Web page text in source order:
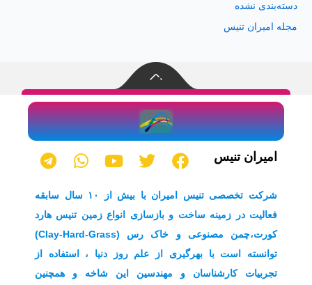
دسته‌بندی نشده
مجله امیران تنیس
امیران تنیس
F
a
c
e
b
o
o
k
T
w
t
t
e
r
Y
o
u
t
u
b
e
W
h
a
t
s
a
p
p
T
e
l
e
g
r
a
m
شرکت تخصصی تنیس امیران با بیش از ۱۰ سال سابقه
فعالیت در زمینه ساخت و بازسازی انواع زمین تنیس هارد
کورت،چمن مصنوعی و خاک رس (Clay-Hard-Grass)
توانسته است با بهرگیری از علم روز دنیا ، استفاده از
تجربیات کارشناسان و مهندسین این شاخه و همچنین